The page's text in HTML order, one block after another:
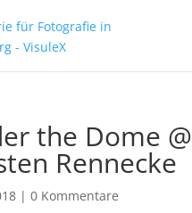
the Dome @
Rennecke
| 0 Kommentare